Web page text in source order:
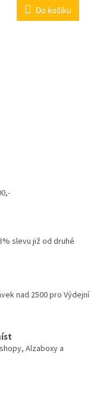
Do košíku
slevu již od druhé
nad 2500 pro Výdejní
Alzaboxy a